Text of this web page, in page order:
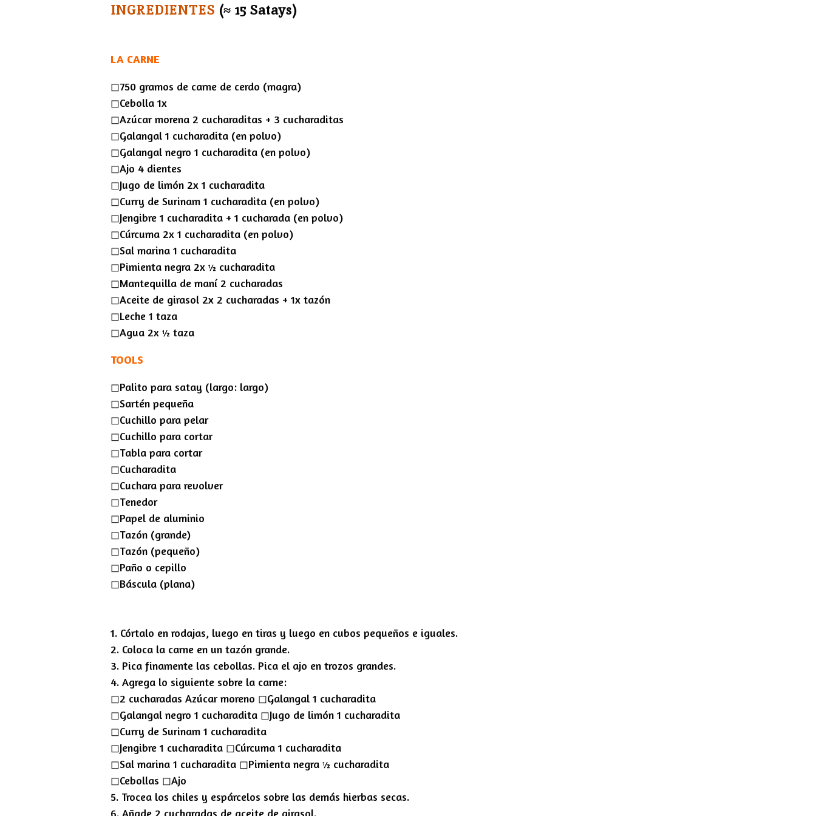
y
INGREDIENTES (≈ 15 Satays)
LA CARNE
◻︎750 gramos de carne de cerdo (magra)
◻︎Cebolla 1x
◻︎Azúcar morena 2 cucharaditas + 3 cucharaditas
◻︎Galangal 1 cucharadita (en polvo)
◻︎Galangal negro 1 cucharadita (en polvo)
◻︎Ajo 4 dientes
◻︎Jugo de limón 2x ​​1 cucharadita
◻︎Curry de Surinam 1 cucharadita (en polvo)
◻︎Jengibre 1 cucharadita + 1 cucharada (en polvo)
◻︎Cúrcuma 2x 1 cucharadita (en polvo)
◻︎Sal marina 1 cucharadita
◻︎Pimienta negra 2x ½ cucharadita
◻︎Mantequilla de maní 2 cucharadas
◻︎Aceite de girasol 2x 2 cucharadas + 1x tazón
◻︎Leche 1 taza
◻︎Agua 2x ½ taza
TOOLS
◻︎Palito para satay (largo: largo)
◻︎Sartén pequeña
◻︎Cuchillo para pelar
◻︎Cuchillo para cortar
◻︎Tabla para cortar
◻︎Cucharadita
◻︎Cuchara para revolver
◻︎Tenedor
◻︎Papel de aluminio
◻︎Tazón (grande)
◻︎Tazón (pequeño)
◻︎Paño o cepillo
◻︎Báscula (plana)
1. Córtalo en rodajas, luego en tiras y luego en cubos pequeños e iguales.
2. Coloca la carne en un tazón grande.
3. Pica finamente las cebollas. Pica el ajo en trozos grandes.
4. Agrega lo siguiente sobre la carne:
◻︎2 cucharadas Azúcar moreno ◻︎Galangal 1 cucharadita
◻︎Galangal negro 1 cucharadita ◻︎Jugo de limón 1 cucharadita
◻︎Curry de Surinam 1 cucharadita
◻︎Jengibre 1 cucharadita ◻︎Cúrcuma 1 cucharadita
◻︎Sal marina 1 cucharadita ◻︎Pimienta negra ½ cucharadita
◻︎Cebollas ◻︎Ajo
5. Trocea los chiles y espárcelos sobre las demás hierbas secas.
6. Añade 2 cucharadas de aceite de girasol.